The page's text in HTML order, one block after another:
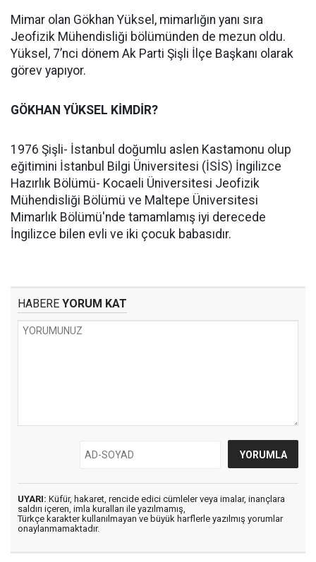
Mimar olan Gökhan Yüksel, mimarlığın yanı sıra
Jeofizik Mühendisliği bölümünden de mezun oldu.
Yüksel, 7’nci dönem Ak Parti Şişli İlçe Başkanı olarak
görev yapıyor.
GÖKHAN YÜKSEL KİMDİR?
1976 Şişli- İstanbul doğumlu aslen Kastamonu olup
eğitimini İstanbul Bilgi Üniversitesi (İSİS) İngilizce
Hazırlık Bölümü- Kocaeli Üniversitesi Jeofizik
Mühendisliği Bölümü ve Maltepe Üniversitesi
Mimarlık Bölümü'nde tamamlamış iyi derecede
İngilizce bilen evli ve iki çocuk babasıdır.
HABERE YORUM KAT
UYARI: Küfür, hakaret, rencide edici cümleler veya imalar, inançlara
saldırı içeren, imla kuralları ile yazılmamış,
Türkçe karakter kullanılmayan ve büyük harflerle yazılmış yorumlar
onaylanmamaktadır.